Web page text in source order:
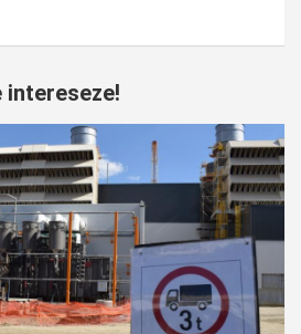
intereseze!